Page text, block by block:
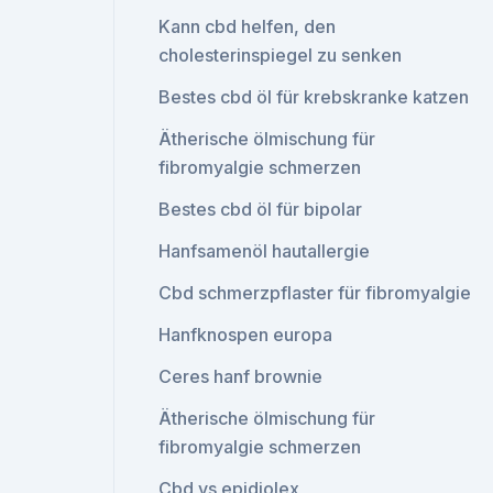
Kann cbd helfen, den
cholesterinspiegel zu senken
Bestes cbd öl für krebskranke katzen
Ätherische ölmischung für
fibromyalgie schmerzen
Bestes cbd öl für bipolar
Hanfsamenöl hautallergie
Cbd schmerzpflaster für fibromyalgie
Hanfknospen europa
Ceres hanf brownie
Ätherische ölmischung für
fibromyalgie schmerzen
Cbd vs epidiolex